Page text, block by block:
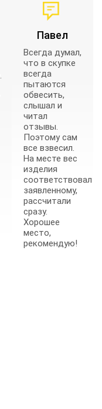
Павел
Всегда думал,
что в скупке
всегда
пытаются
обвесить,
слышал и
читал
отзывы.
Поэтому сам
все взвесил.
На месте вес
изделия
соответствовал
заявленному,
рассчитали
сразу.
Хорошее
место,
рекомендую!